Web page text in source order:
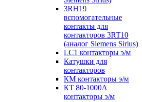
3RH19
вспомогательные
контакты для
контакторов 3RT10
(аналог Siemens Sirius)
LC1 контакторы э/м
Катушки для
контакторов
КМ контакторы э/м
КТ 80-1000А
контакторы э/м